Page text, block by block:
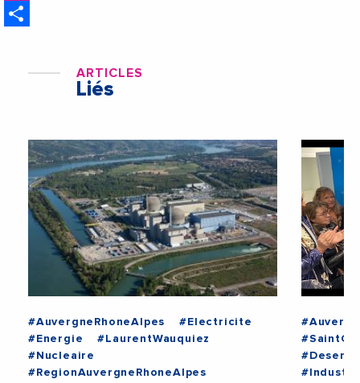
ARTICLES
Liés
#AuvergneRhoneAlpes
#Electricite
#Energie
#LaurentWauquiez
#Nucleaire
#RegionAuvergneRhoneAlpes